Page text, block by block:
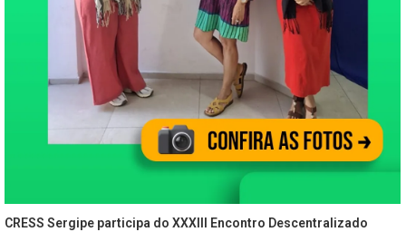
CRESS Sergipe participa do XXXIII Encontro Descentralizado